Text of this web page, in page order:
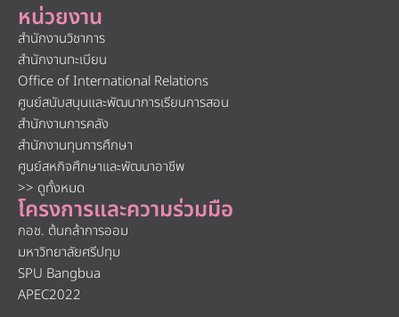
หน่วยงาน
สำนักงานวิชาการ
สำนักงานทะเบียน
Office of International Relations
ศูนย์สนับสนุนและพัฒนาการเรียนการสอน
สำนักงานการคลัง
สำนักงานทุนการศึกษา
ศูนย์สหกิจศึกษาและพัฒนาอาชีพ
>> ดูทั้งหมด
โครงการและความร่วมมือ
กอช. ต้นกล้าการออม
มหาวิทยาลัยศรีปทุม
SPU Bangbua
APEC2022